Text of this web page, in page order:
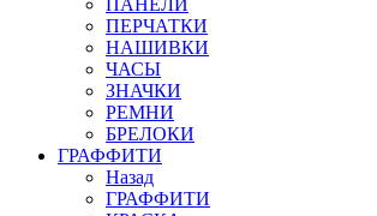
ПАНЕЛИ
ПЕРЧАТКИ
НАШИВКИ
ЧАСЫ
ЗНАЧКИ
РЕМНИ
БРЕЛОКИ
ГРАФФИТИ
Назад
ГРАФФИТИ